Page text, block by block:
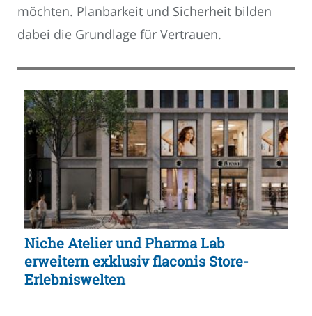
möchten. Planbarkeit und Sicherheit bilden
dabei die Grundlage für Vertrauen.
Niche Atelier und Pharma Lab
erweitern exklusiv flaconis Store-
Erlebniswelten